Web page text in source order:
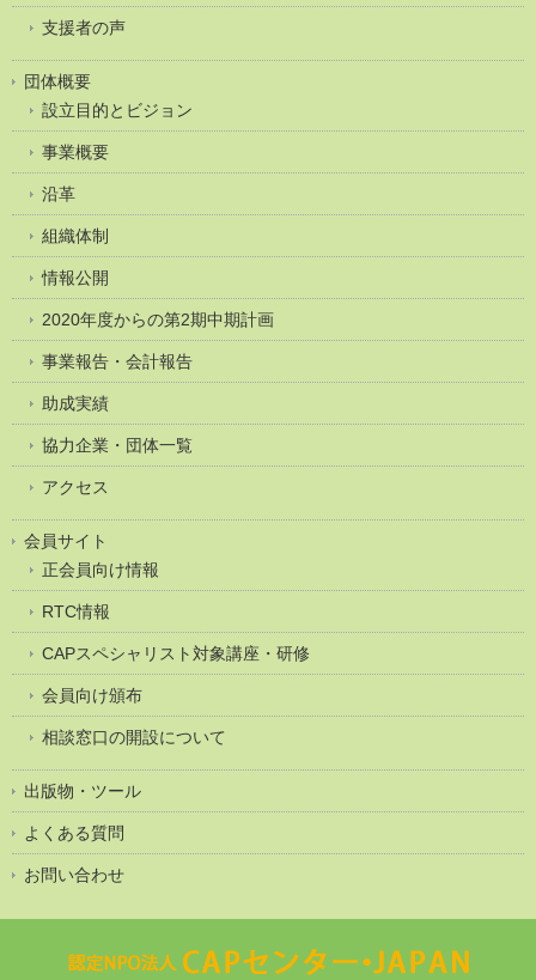
支援者の声
団体概要
設立目的とビジョン
事業概要
沿革
組織体制
情報公開
2020年度からの第2期中期計画
事業報告・会計報告
助成実績
協力企業・団体一覧
アクセス
会員サイト
正会員向け情報
RTC情報
CAPスペシャリスト対象講座・研修
会員向け頒布
相談窓口の開設について
出版物・ツール
よくある質問
お問い合わせ